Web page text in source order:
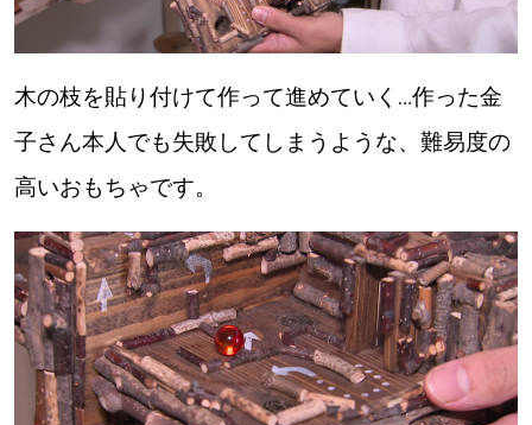
運営会社
情報提供・お問い合わせ 利用規約
プライバシーポリシー
閉じる
木の枝を貼り付けて作って進めていく…作った金
子さん本人でも失敗してしまうような、難易度の
高いおもちゃです。